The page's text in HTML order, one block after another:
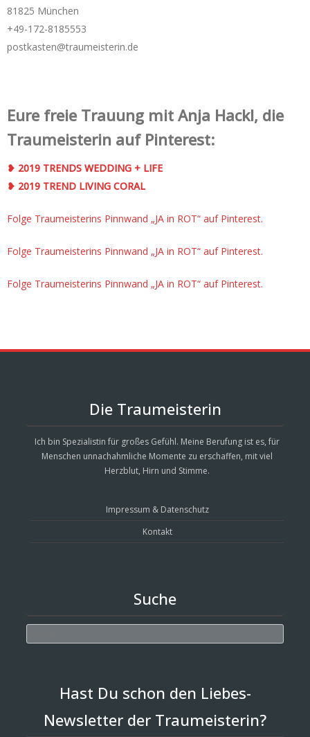
81825 München
+49-172-­8185553
postkasten@traumeisterin.de
Eure freie Trauung mit Anja Hackl, die
Traumeisterin auf Pinterest:
❥ 2019 TRENDS WEDDING + LIFE
❥ 2019 TREND LIVING CORAL
Folge Traumeisterins Pinnwand „JA in ROT“ auf Pinterest.
Folge Traumeisterins Pinnwand „JA in ROT“ auf Pinterest.
Folge Traumeisterins Pinnwand „JA in ROT“ auf Pinterest.
Die Traumeisterin
Ich bin Spezialistin für großes Gefühl. Meine Berufung ist es, für
Menschen unnachahmliche Momente zu erschaffen, mit viel
Herzblut, Hirn und Stimme.
Impressum & Datenschutz
Kontakt
Suche
Hast Du schon den Liebes-
Newsletter der Traumeisterin?